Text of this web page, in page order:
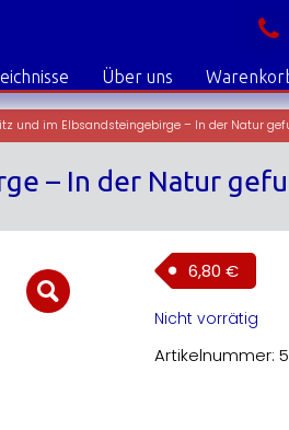
Über uns
– In der Natur
6,80 €
Nicht vorrätig
Artikelnummer: